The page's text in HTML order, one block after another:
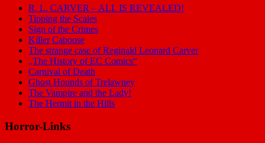
R. L. CARVER – ALL IS REVEALED!
Tipping the Scales
Sign of the Crimes
Killer Caboose
The strange case of Reginald Leonard Carver
„The History of EC Comics“
Carnival of Death
Ghost Hounds of Trelawney
The Vampire and the Lady!
The Hermit in the Hills
Horror-Links